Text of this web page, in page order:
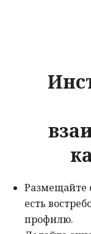
Размещайте
есть
профилю.